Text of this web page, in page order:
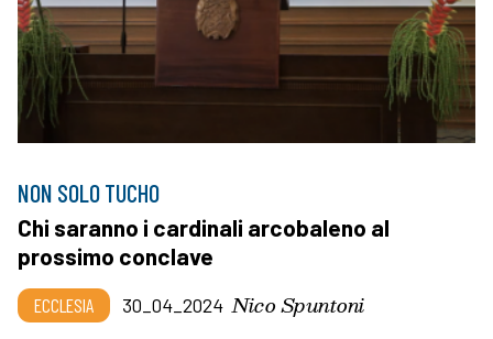
NON SOLO TUCHO
Chi saranno i cardinali arcobaleno al
prossimo conclave
ECCLESIA 30_04_2024 Nico Spuntoni